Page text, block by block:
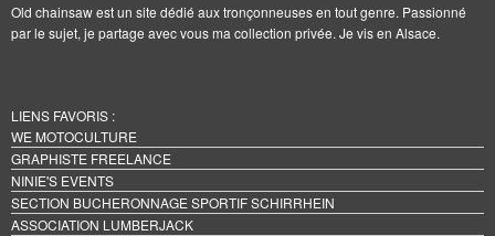
Old chainsaw est un site dédié aux tronçonneuses en tout genre. Passionné
par le sujet, je partage avec vous ma collection privée. Je vis en Alsace.
LIENS FAVORIS :
WE MOTOCULTURE
GRAPHISTE FREELANCE
NINIE'S EVENTS
SECTION BUCHERONNAGE SPORTIF SCHIRRHEIN
ASSOCIATION LUMBERJACK